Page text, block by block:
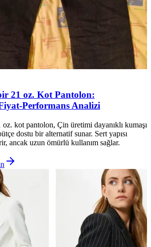
21 oz. Kot Pantolon:
Performans Analizi
kot pantolon, Çin üretimi dayanıklı kumaşı
dostu bir alternatif sunar. Sert yapısı
ancak uzun ömürlü kullanım sağlar.